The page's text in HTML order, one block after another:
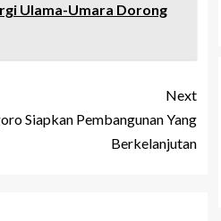
Ulama-Umara Dorong
Next
Siapkan Pembangunan Yang
Berkelanjutan